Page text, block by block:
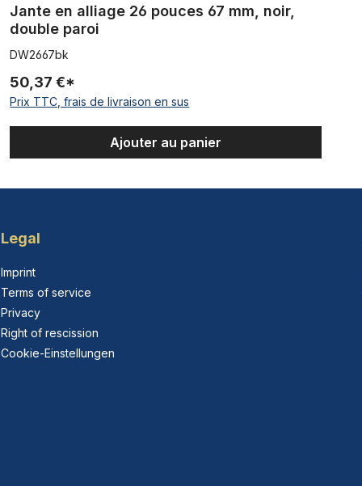
Jante en alliage 26 pouces 67 mm, noir,
double paroi
DW2667bk
50,37 €*
Prix TTC, frais de livraison en sus
Ajouter au panier
Legal
Imprint
Terms of service
Privacy
Right of rescission
Cookie-Einstellungen